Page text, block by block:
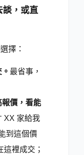
談，或直
擇：
最省事，
報價，看能
XX 家給我
到這個價
裡成交；